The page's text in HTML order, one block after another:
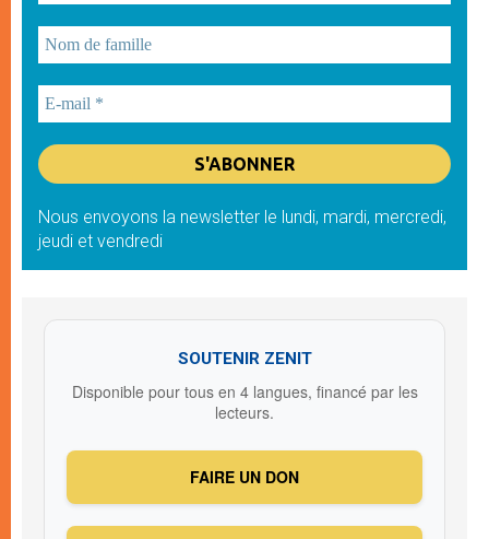
Nous envoyons la newsletter le lundi, mardi, mercredi,
jeudi et vendredi
SOUTENIR ZENIT
Disponible pour tous en 4 langues, financé par les
lecteurs.
FAIRE UN DON